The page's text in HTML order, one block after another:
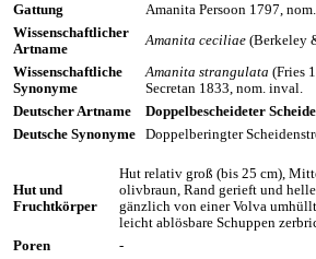
Gattung
Amanita Persoon 1797, nom.
Wissenschaftlicher
Artname
Amanita ceciliae (Berkeley
Wissenschaftliche
Synonyme
Amanita strangulata (Fries
Secretan 1833, nom. inval.
Deutscher Artname
Doppelbescheideter
Deutsche Synonyme
Doppelberingter
Hut und
Fruchtkörper
Hut relativ groß (bis 25 cm),
olivbraun, Rand gerieft und
gänzlich von einer Volva
leicht ablösbare Schuppen
Poren
-